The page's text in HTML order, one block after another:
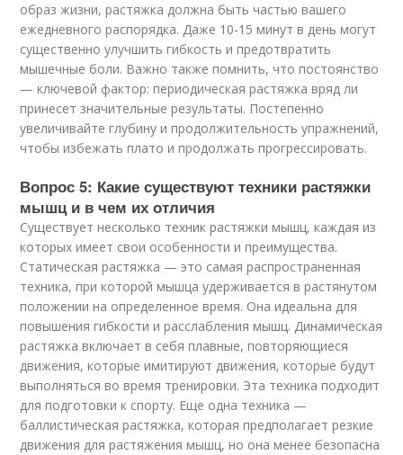
образ жизни, растяжка должна быть частью вашего
ежедневного распорядка. Даже 10-15 минут в день могут
существенно улучшить гибкость и предотвратить
мышечные боли. Важно также помнить, что постоянство
— ключевой фактор: периодическая растяжка вряд ли
принесет значительные результаты. Постепенно
увеличивайте глубину и продолжительность упражнений,
чтобы избежать плато и продолжать прогрессировать.
Вопрос 5: Какие существуют техники растяжки
мышц и в чем их отличия
Существует несколько техник растяжки мышц, каждая из
которых имеет свои особенности и преимущества.
Статическая растяжка — это самая распространенная
техника, при которой мышца удерживается в растянутом
положении на определенное время. Она идеальна для
повышения гибкости и расслабления мышц. Динамическая
растяжка включает в себя плавные, повторяющиеся
движения, которые имитируют движения, которые будут
выполняться во время тренировки. Эта техника подходит
для подготовки к спорту. Еще одна техника —
баллистическая растяжка, которая предполагает резкие
движения для растяжения мышц, но она менее безопасна